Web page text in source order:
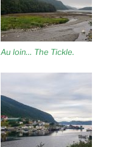
Au loin… The Tickle.